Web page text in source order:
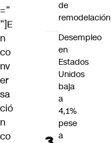
=”
”]E
n
co
nv
er
sa
ció
n
co
de
remodelación
Desempleo
en
Estados
Unidos
baja
a
4,1%
pese
a